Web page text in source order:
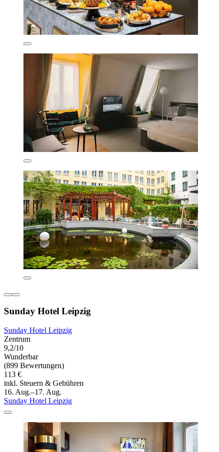
Sunday Hotel Leipzig
Sunday Hotel Leipzig
Zentrum
9,2/10
Wunderbar
(899 Bewertungen)
113 €
inkl. Steuern & Gebühren
16. Aug.–17. Aug.
Sunday Hotel Leipzig